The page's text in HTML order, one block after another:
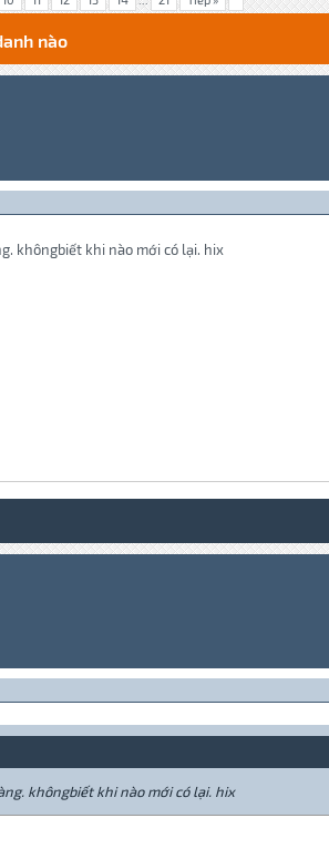
nào
khôngbiết khi nào mới có lại. hix
khôngbiết khi nào mới có lại. hix